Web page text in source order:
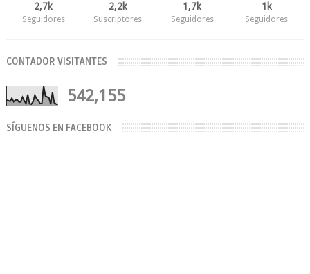
2,7k
Seguidores
2,2k
Suscriptores
1,7k
Seguidores
1k
Seguidores
CONTADOR VISITANTES
542,155
SÍGUENOS EN FACEBOOK